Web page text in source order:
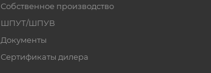
Собственное производство
ШПУТ/ШПУВ
Документы
Сертификаты дилера